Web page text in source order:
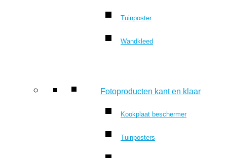
Tuinposter
Wandkleed
Fotoproducten kant en klaar
Kookplaat beschermer
Tuinposters